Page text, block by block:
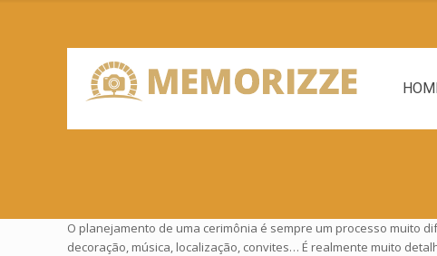
O planejamento de uma cerimônia é sempre um processo muito
decoração, música, localização, convites… É realmente muito